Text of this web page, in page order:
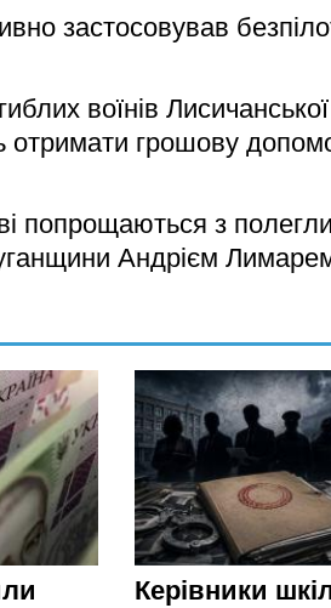
застосовував
воїнів Лисичанської
отримати грошову
попрощаються з
Андрієм
Керівники